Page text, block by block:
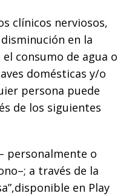
clínicos nerviosos,
en la
consumo de agua o
domésticas y/o
persona puede
de los siguientes
personalmente o
a través de la
en Play